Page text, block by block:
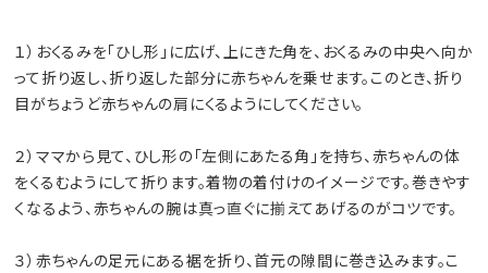
１）おくるみを「ひし形」に広げ、上にきた角を、おくるみの中央へ向か
って折り返し、折り返した部分に赤ちゃんを乗せます。このとき、折り
目がちょうど赤ちゃんの肩にくるようにしてください。
２）ママから見て、ひし形の「左側にあたる角」を持ち、赤ちゃんの体
をくるむようにして折ります。着物の着付けのイメージです。巻きやす
くなるよう、赤ちゃんの腕は真っ直ぐに揃えてあげるのがコツです。
３）赤ちゃんの足元にある裾を折り、首元の隙間に巻き込みます。こ